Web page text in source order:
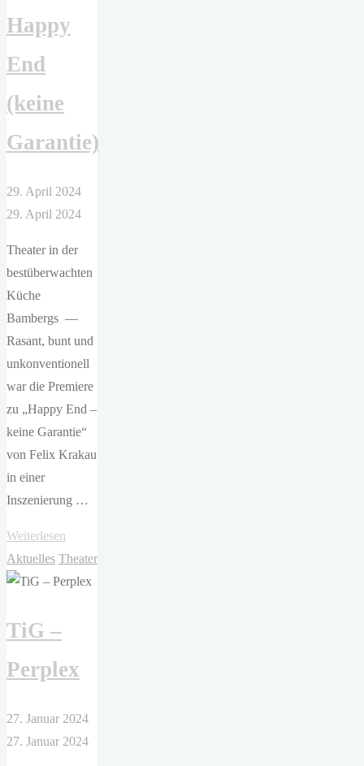
Louise"
Happy
End
(keine
Garantie)
29. April 2024
29. April 2024
Theater in der
bestüberwachten
Küche
Bambergs —
Rasant, bunt und
unkonventionell
war die Premiere
zu „Happy End –
keine Garantie“
von Felix Krakau
in einer
Inszenierung …
Weiterlesen
–
Happy
Aktuelles Theater
TiG –
Perplex
27. Januar 2024
27. Januar 2024